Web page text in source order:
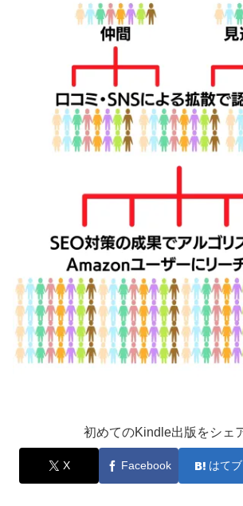
初めてのKindle出版をシェ
X Facebook はてブ